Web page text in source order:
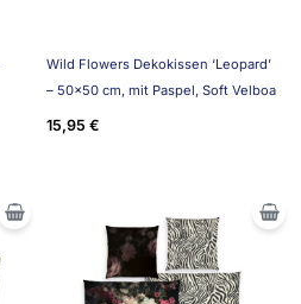
Wild Flowers Dekokissen ‘Leopard’
– 50×50 cm, mit Paspel, Soft Velboa
15,95 €